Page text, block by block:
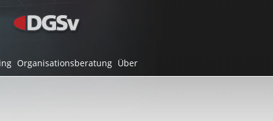
Organisationsberatung Über